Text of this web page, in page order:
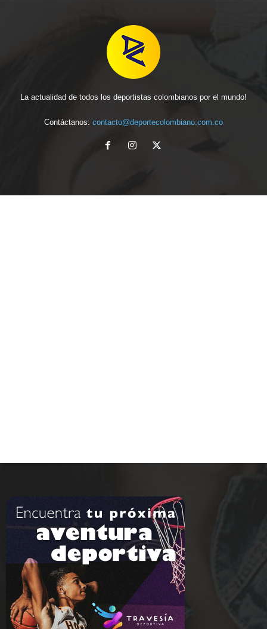
La actualidad de todos los deportistas colombianos por el mundo!
Contáctanos: contacto@deportecolombiano.com.co